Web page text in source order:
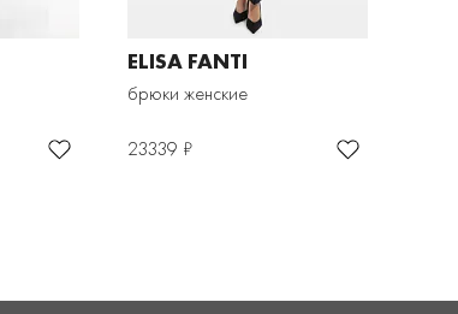
ELISA FANTI
брюки женские
23339 ₽